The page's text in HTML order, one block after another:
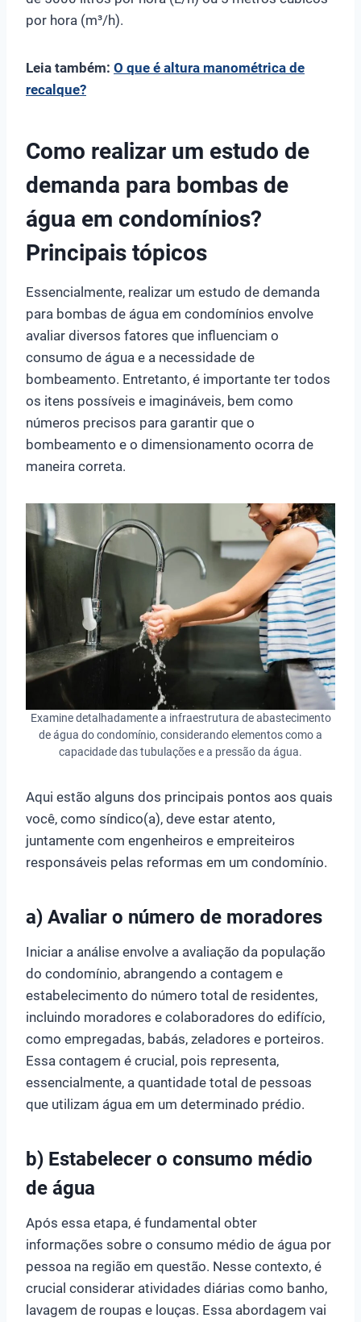
por hora (m³/h).
Leia também: O que é altura manométrica de
recalque?
Como realizar um estudo de
demanda para bombas de
água em condomínios?
Principais tópicos
Essencialmente, realizar um estudo de demanda
para bombas de água em condomínios envolve
avaliar diversos fatores que influenciam o
consumo de água e a necessidade de
bombeamento. Entretanto, é importante ter todos
os itens possíveis e imagináveis, bem como
números precisos para garantir que o
bombeamento e o dimensionamento ocorra de
maneira correta.
Examine detalhadamente a infraestrutura de abastecimento
de água do condomínio, considerando elementos como a
capacidade das tubulações e a pressão da água.
Aqui estão alguns dos principais pontos aos quais
você, como síndico(a), deve estar atento,
juntamente com engenheiros e empreiteiros
responsáveis pelas reformas em um condomínio.
a) Avaliar o número de moradores
Iniciar a análise envolve a avaliação da população
do condomínio, abrangendo a contagem e
estabelecimento do número total de residentes,
incluindo moradores e colaboradores do edifício,
como empregadas, babás, zeladores e porteiros.
Essa contagem é crucial, pois representa,
essencialmente, a quantidade total de pessoas
que utilizam água em um determinado prédio.
b) Estabelecer o consumo médio
de água
Após essa etapa, é fundamental obter
informações sobre o consumo médio de água por
pessoa na região em questão. Nesse contexto, é
crucial considerar atividades diárias como banho,
lavagem de roupas e louças. Essa abordagem vai